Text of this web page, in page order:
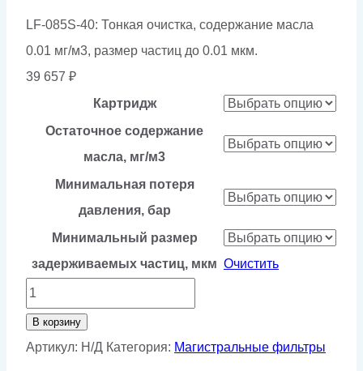
LF-085S-40: Тонкая очистка, содержание масла
0.01 мг/м3, размер частиц до 0.01 мкм.
39 657 ₽
Картридж
Остаточное содержание
масла, мг/м3
Минимальная потеря
давления, бар
Минимальный размер
задерживаемых частиц, мкм Очистить
Количество
товара
Магистральный
В корзину
Артикул: Н/Д Категория: Магистральные фильтры